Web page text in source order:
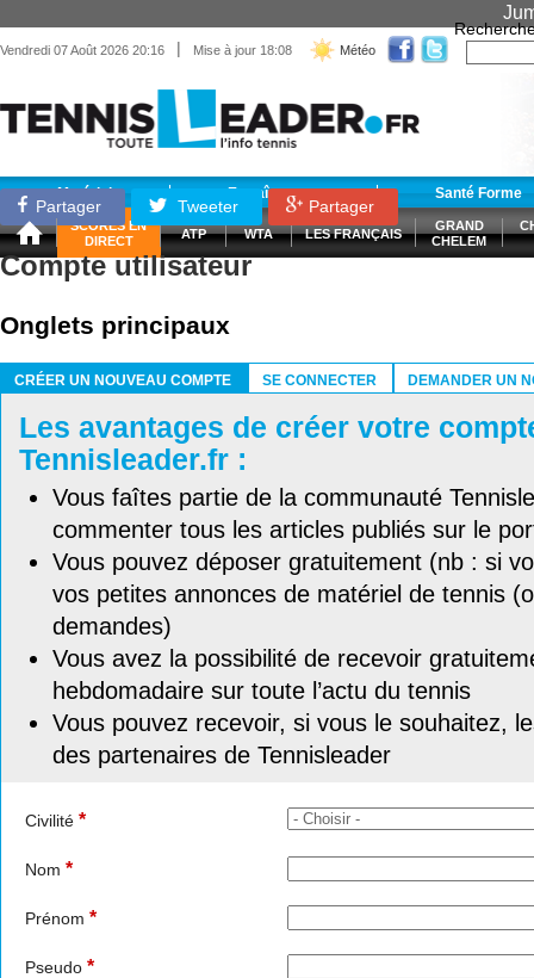
Vendredi 07 Août 2026 20:16 | Mise à jour 18:08 Météo
Matériel Entraînement Santé Forme
SCORES EN
DIRECT
ATP WTA LES FRANÇAIS
GRAND
CHELEM
Partager Tweeter Partager
Compte utilisateur
Onglets principaux
CRÉER UN NOUVEAU COMPTE
SE CONNECTER DEMANDER UN
Les avantages de créer votre
Tennisleader.fr :
Vous faîtes partie de la communauté
commenter tous les articles publiés sur le
Vous pouvez déposer gratuitement (nb : si
vos petites annonces de matériel de tennis
demandes)
Vous avez la possibilité de recevoir
hebdomadaire sur toute l’actu du tennis
Vous pouvez recevoir, si vous le souhaitez,
des partenaires de Tennisleader
Civilité *
Nom *
Prénom *
Pseudo *